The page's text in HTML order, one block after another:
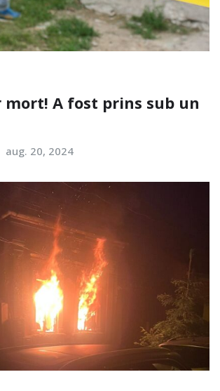
mort! A fost prins sub un
aug. 20, 2024